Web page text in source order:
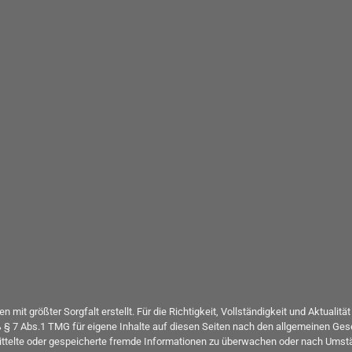
mit größter Sorgfalt erstellt. Für die Richtigkeit, Vollständigkeit und
7 Abs.1 TMG für eigene Inhalte auf diesen Seiten nach den allgemeinen
oder gespeicherte fremde Informationen zu überwachen oder nach